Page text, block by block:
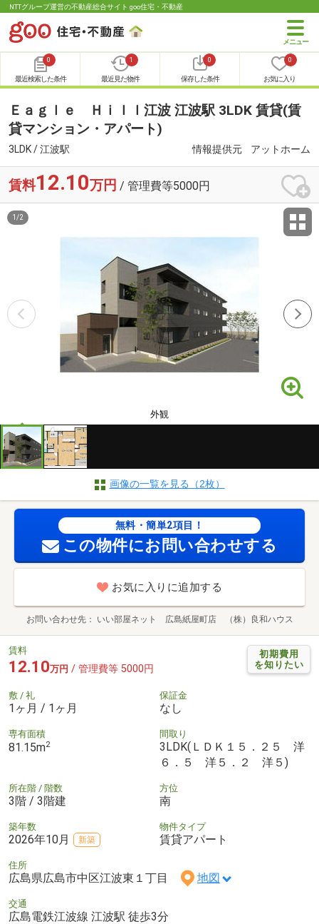
NTTグループ運営の不動産総合サイト goo住宅・不動産
0
最近検索した条件
1
最近見た物件
0
保存した条件
0
お気に入り
Ｅａｇｌｅ Ｈｉｌｌ江波 江波駅 3LDK 賃貸(賃
貸マンション・アパート)
3LDK / 江波駅 情報提供元 アットホーム
賃料12.10万円 / 管理費等5000円
外観
1 /2
画像の一覧を見る（2枚）
無料・簡単2項目！
この物件にお問い合わせする
お気に入りに追加する
お問い合わせ先 いい部屋ネット 広島紙屋町店 （株）良和ハウス
初期費用
を知りたい
賃料
12.10万円 / 管理費等 5000円
敷 / 礼
1ヶ月 / 1ヶ月
保証金
なし
専有面積
81.15m2
間取り
3LDK(ＬＤＫ１５．２５ 洋
６．５ 洋５．２ 洋５)
所在階 / 階数
3階 / 3階建
方位
南
築年数
2026年10月 新築
物件タイプ
賃貸アパート
住所
広島県広島市中区江波東１丁目 地図
交通
広島電鉄江波線 江波駅 徒歩3分